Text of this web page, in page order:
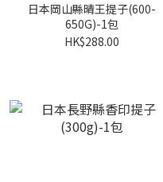
日本岡山縣晴王提子(600-
650G)-1包
HK$288.00